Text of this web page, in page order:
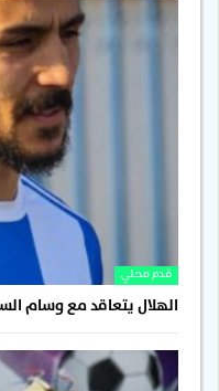
قدم محلي
الهلال يتعاقد مع وسام